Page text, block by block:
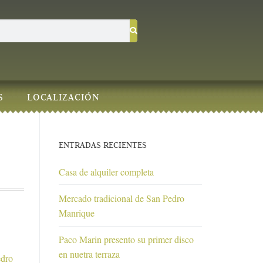
LOCALIZACIÓN
ENTRADAS RECIENTES
Casa de alquiler completa
Mercado tradicional de San Pedro
Manrique
Paco Marin presento su primer disco
en nuetra terraza